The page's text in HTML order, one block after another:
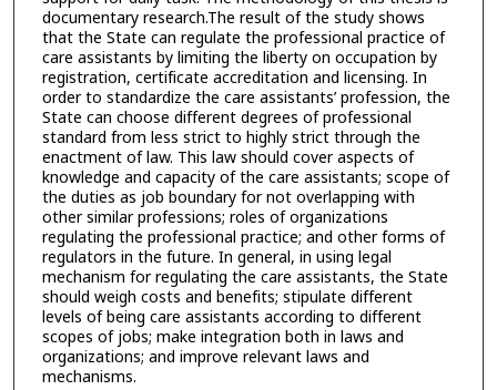
documentary research.The result of the study shows
that the State can regulate the professional practice of
care assistants by limiting the liberty on occupation by
registration, certificate accreditation and licensing. In
order to standardize the care assistants’ profession, the
State can choose different degrees of professional
standard from less strict to highly strict through the
enactment of law. This law should cover aspects of
knowledge and capacity of the care assistants; scope of
the duties as job boundary for not overlapping with
other similar professions; roles of organizations
regulating the professional practice; and other forms of
regulators in the future. In general, in using legal
mechanism for regulating the care assistants, the State
should weigh costs and benefits; stipulate different
levels of being care assistants according to different
scopes of jobs; make integration both in laws and
organizations; and improve relevant laws and
mechanisms.